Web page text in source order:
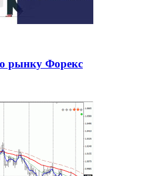
рынку Форекс